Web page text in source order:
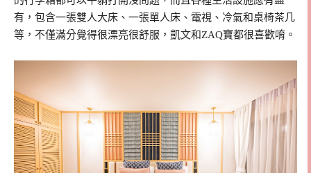
有，包含一張雙人大床、一張單人床、電視、冷氣和桌椅茶几
等，不僅滿分覺得很漂亮很舒服，凱文和ZAQ寶都很喜歡唷。